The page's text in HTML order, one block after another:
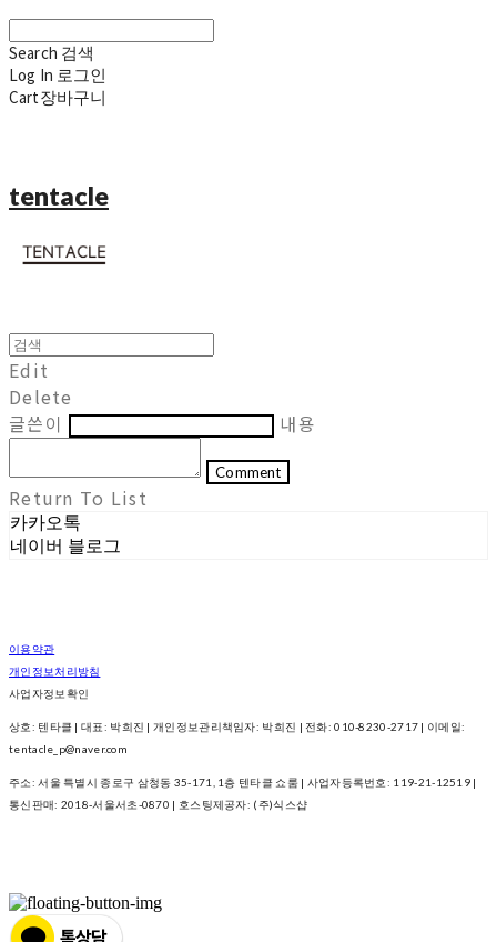
Search 검색
Log In 로그인
Cart장바구니
tentacle
Edit
Delete
글쓴이
내용
Comment
Return To List
카카오톡
네이버 블로그
이용약관
개인정보처리방침
사업자정보확인
상호: 텐타클 | 대표: 박희진 | 개인정보관리책임자: 박희진 | 전화: 010-8230-2717 | 이메일:
tentacle_p@naver.com
주소: 서울 특별시 종로구 삼청동 35-171, 1층 텐타클 쇼룸 | 사업자등록번호: 119-21-12519 |
통신판매: 2018-서울서초-0870 | 호스팅제공자: (주)식스샵